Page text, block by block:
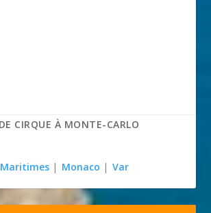
CIRQUE À MONTE-CARLO
| Monaco | Var